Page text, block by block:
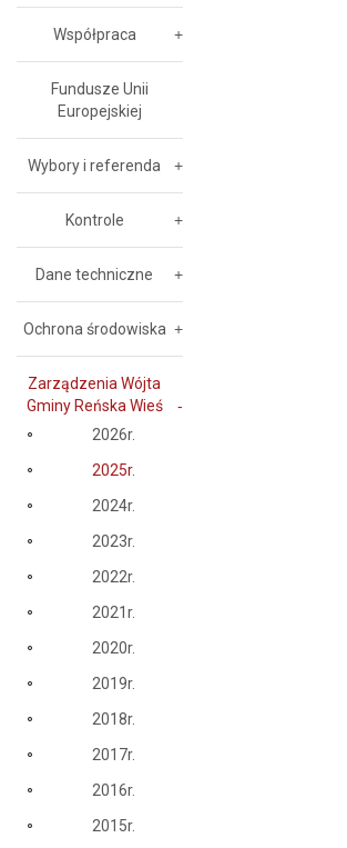
Współpraca
Fundusze Unii
Europejskiej
Wybory i referenda
Kontrole
Dane techniczne
Ochrona środowiska
Zarządzenia Wójta
Gminy Reńska Wieś
2026r.
2025r.
2024r.
2023r.
2022r.
2021r.
2020r.
2019r.
2018r.
2017r.
2016r.
2015r.